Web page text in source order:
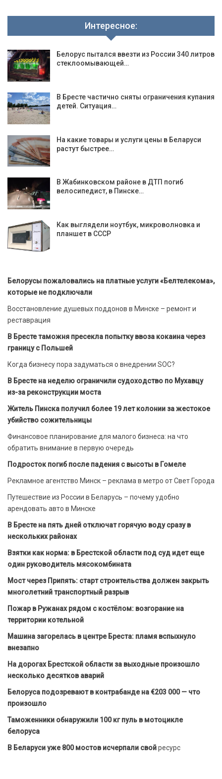
Интересное:
Белорус пытался ввезти из России 340 литров
стеклоомывающей…
В Бресте частично сняты ограничения купания
детей. Ситуация…
На какие товары и услуги цены в Беларуси
растут быстрее…
В Жабинковском районе в ДТП погиб
велосипедист, в Пинске…
Как выглядели ноутбук, микроволновка и
планшет в СССР
Белорусы пожаловались на платные услуги «Белтелекома»,
которые не подключали
Восстановление душевых поддонов в Минске – ремонт и
реставрация
В Бресте таможня пресекла попытку ввоза кокаина через
границу с Польшей
Когда бизнесу пора задуматься о внедрении SOC?
В Бресте на неделю ограничили судоходство по Мухавцу
из-за реконструкции моста
Житель Пинска получил более 19 лет колонии за жестокое
убийство сожительницы
Финансовое планирование для малого бизнеса: на что
обратить внимание в первую очередь
Подросток погиб после падения с высоты в Гомеле
Рекламное агентство Минск – реклама в метро от Свет Города
Путешествие из России в Беларусь – почему удобно
арендовать авто в Минске
В Бресте на пять дней отключат горячую воду сразу в
нескольких районах
Взятки как норма: в Брестской области под суд идет еще
один руководитель мясокомбината
Мост через Припять: старт строительства должен закрыть
многолетний транспортный разрыв
Пожар в Ружанах рядом с костёлом: возгорание на
территории котельной
Машина загорелась в центре Бреста: пламя вспыхнуло
внезапно
На дорогах Брестской области за выходные произошло
несколько десятков аварий
Белоруса подозревают в контрабанде на €203 000 — что
произошло
Таможенники обнаружили 100 кг пуль в мотоцикле
белоруса
В Беларуси уже 800 мостов исчерпали свойресурс